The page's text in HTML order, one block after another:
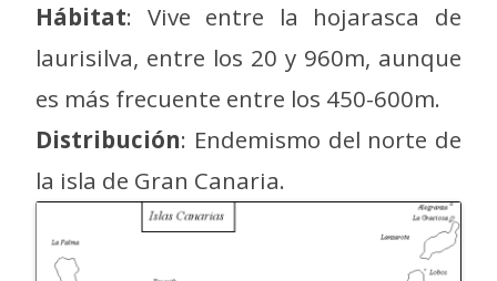
Hábitat: Vive entre la hojarasca de
laurisilva, entre los 20 y 960m, aunque
es más frecuente entre los 450-600m.
Distribución: Endemismo del norte de
la isla de Gran Canaria.